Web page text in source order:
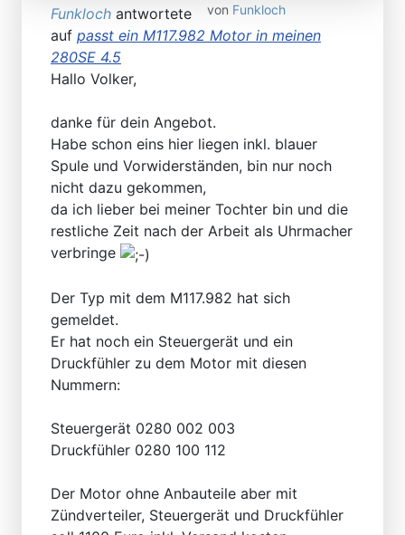
von Funkloch
Funkloch antwortete
auf passt ein M117.982 Motor in meinen
280SE 4.5
Hallo Volker,
danke für dein Angebot.
Habe schon eins hier liegen inkl. blauer
Spule und Vorwiderständen, bin nur noch
nicht dazu gekommen,
da ich lieber bei meiner Tochter bin und die
restliche Zeit nach der Arbeit als Uhrmacher
verbringe
Der Typ mit dem M117.982 hat sich
gemeldet.
Er hat noch ein Steuergerät und ein
Druckfühler zu dem Motor mit diesen
Nummern:
Steuergerät 0280 002 003
Druckfühler 0280 100 112
Der Motor ohne Anbauteile aber mit
Zündverteiler, Steuergerät und Druckfühler